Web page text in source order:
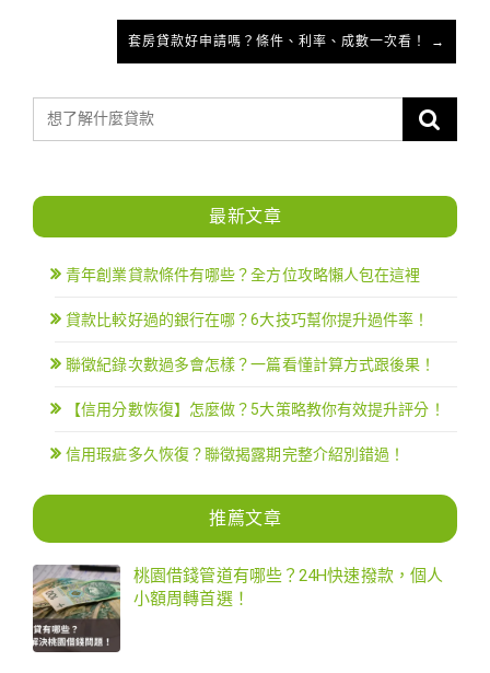
套房貸款好申請嗎？條件、利率、成數一次看！ →
最新文章
青年創業貸款條件有哪些？全方位攻略懶人包在這裡
貸款比較好過的銀行在哪？6大技巧幫你提升過件率！
聯徵紀錄次數過多會怎樣？一篇看懂計算方式跟後果！
【信用分數恢復】怎麼做？5大策略教你有效提升評分！
信用瑕疵多久恢復？聯徵揭露期完整介紹別錯過！
推薦文章
桃園借錢管道有哪些？24H快速撥款，個人
小額周轉首選！